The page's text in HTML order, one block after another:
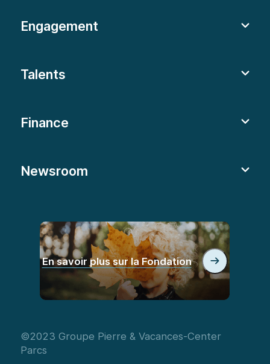
Engagement
Talents
Finance
Newsroom
En savoir plus sur la Fondation
©2023 Groupe Pierre & Vacances-Center
Parcs